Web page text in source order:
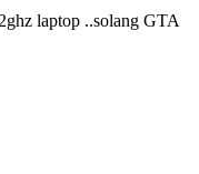
laptop ..solang GTA